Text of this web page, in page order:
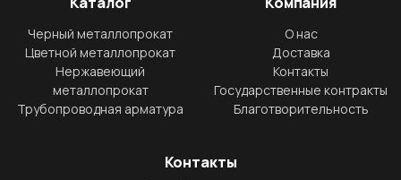
Черный металлопрокат
Цветной металлопрокат
Нержавеющий
металлопрокат
Трубопроводная арматура
О нас
Доставка
Контакты
Государственные контракты
Благотворительность
Контакты